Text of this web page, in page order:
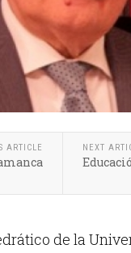
ARTICLE NEXT
de la